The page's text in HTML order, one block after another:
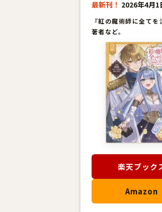
最新刊！ 2026年4月1
『紅の魔術師に全て
著者など。
楽天ブック
Amazon